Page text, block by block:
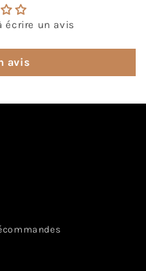
écrire un avis
avis